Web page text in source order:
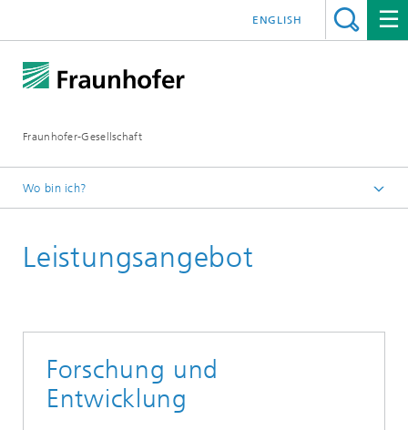
Fraunhofer-Gesellschaft
ENGLISH
Wo bin ich?
Forschung
Leistungsangebot
Forschung und
Entwicklung